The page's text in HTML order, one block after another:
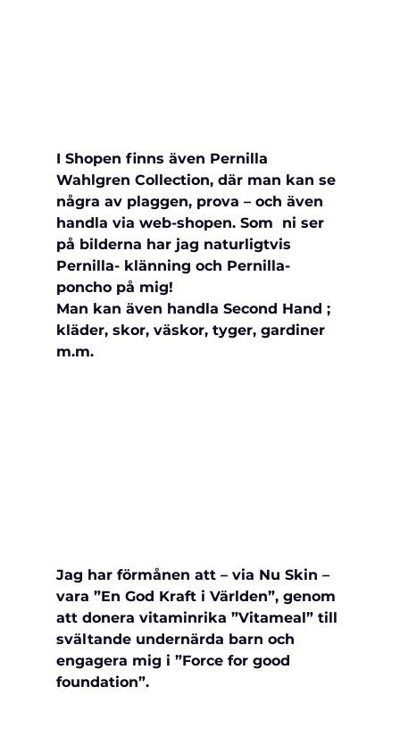
I Shopen finns även Pernilla
Wahlgren Collection, där man kan se
några av plaggen, prova – och även
handla via web-shopen. Som  ni ser
på bilderna har jag naturligtvis
Pernilla- klänning och Pernilla-
poncho på mig!
Man kan även handla Second Hand ;
kläder, skor, väskor, tyger, gardiner
m.m.
Jag har förmånen att – via Nu Skin –
vara ”En God Kraft i Världen”, genom
att donera vitaminrika ”Vitameal” till
svältande undernärda barn och
engagera mig i ”Force for good
foundation”.